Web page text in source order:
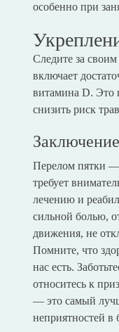
особенно при
Следите за
включает
витамина D. Это
снизить риск
Заключение
Перелом пятки —
требует
лечению и
сильной болью,
движения, не
Помните, что
нас есть.
относитесь к
— это самый
неприятностей в